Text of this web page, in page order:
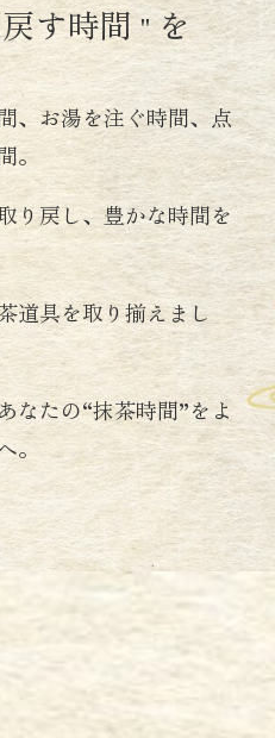
す時間＂を
、お湯を注ぐ時間、点
。
り戻し、豊かな時間を
道具を取り揃えまし
なたの“抹茶時間”をよ
。